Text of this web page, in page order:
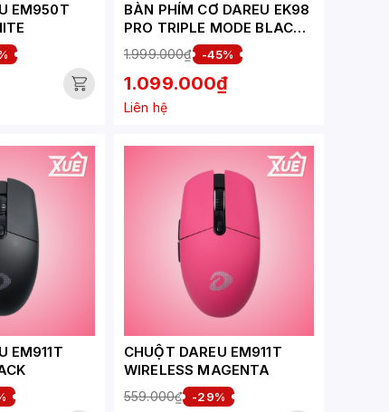
EM950T
BÀN PHÍM CƠ DAREU EK98
PRO TRIPLE MODE BLACK
GOLDEN DAREU DREAM
SWITCH
1.999.000₫ -45%
1.099.000₫
Liên hệ
EM911T
CHUỘT DAREU EM911T
WIRELESS MAGENTA
559.000₫ -29%